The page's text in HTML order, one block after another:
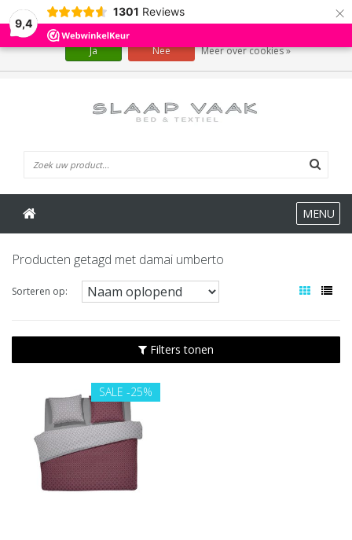
9,4
1301 Reviews ×
MENU
Producten getagd met damai umberto
Sorteren op:
Filters tonen
SALE -25%
Wij slaan cookies op om onze website te verbeteren. Is dat akkoord?
Ja Nee Meer over cookies »